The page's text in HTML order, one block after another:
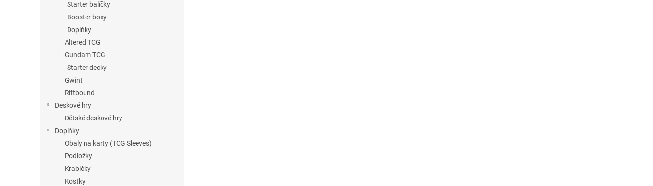
Starter balíčky
Booster boxy
Doplňky
Altered TCG
Gundam TCG
Starter decky
Gwint
Riftbound
Deskové hry
Dětské deskové hry
Doplňky
Obaly na karty (TCG Sleeves)
Podložky
Krabičky
Kostky